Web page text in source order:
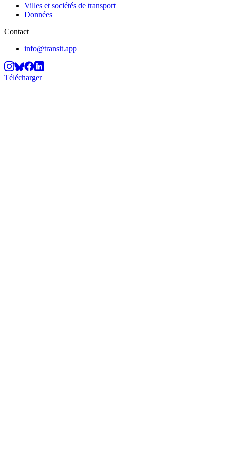
Villes et sociétés de transport
Données
Contact
info@transit.app
Télécharger